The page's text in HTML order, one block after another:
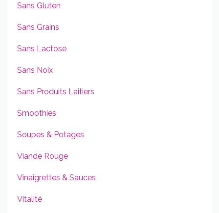
Sans Gluten
Sans Grains
Sans Lactose
Sans Noix
Sans Produits Laitiers
Smoothies
Soupes & Potages
Viande Rouge
Vinaigrettes & Sauces
Vitalité